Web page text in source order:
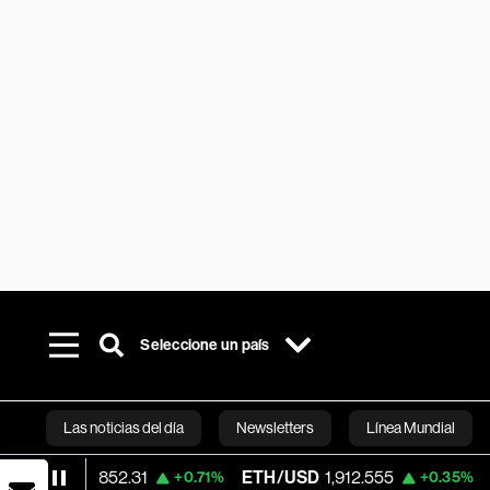
Seleccione un país
Las noticias del día Newsletters Línea Mundial
Bloomberg
+0.71% ETH/USD 1,912.555 +0.35% Visa 370.47